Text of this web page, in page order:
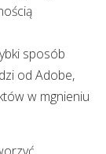
sposób
od Adobe,
w mgnieniu